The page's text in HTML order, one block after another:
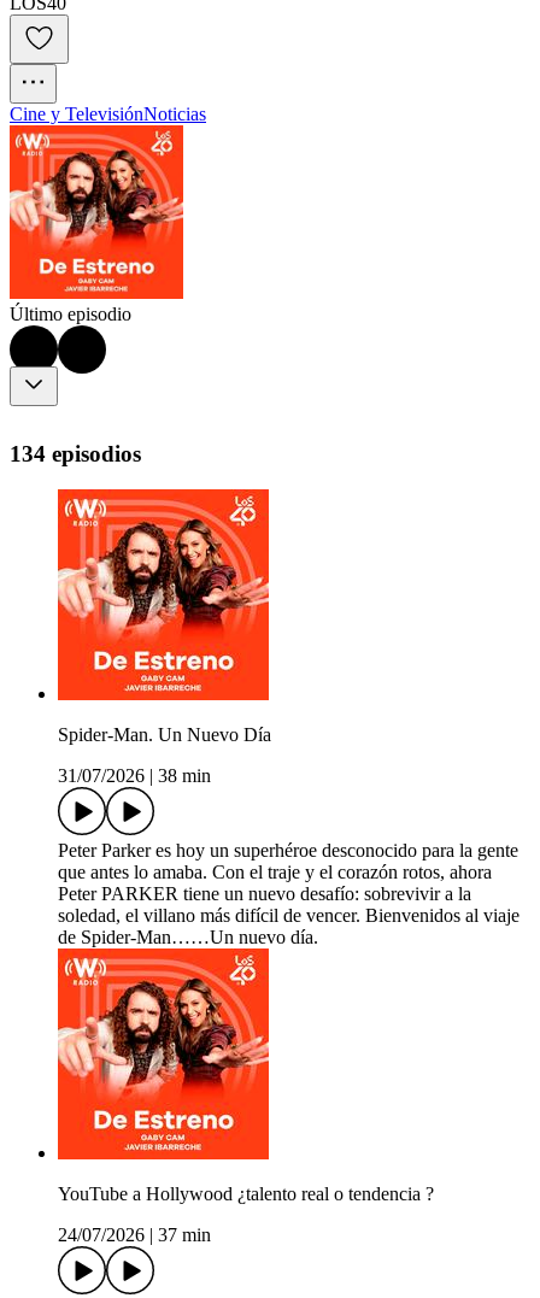
Cine y TelevisiónNoticias
Último episodio
134 episodios
Spider-Man. Un Nuevo Día
31/07/2026
38 min
Peter Parker es hoy un superhéroe desconocido para la gente
que antes lo amaba. Con el traje y el corazón rotos, ahora
Peter PARKER tiene un nuevo desafío: sobrevivir a la
soledad, el villano más difícil de vencer. Bienvenidos al viaje
de Spider-Man……Un nuevo día.
YouTube a Hollywood ¿talento real o tendencia ?
24/07/2026
37 min